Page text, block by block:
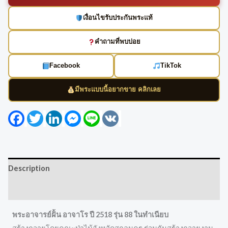
เงื่อนไขรับประกันพระแท้
คำถามที่พบบ่อย
Facebook TikTok
มีพระแบบนี้อยากขาย คลิกเลย
FacebookTwitterLinkedInMessenger
Line
Description
พระอาจารย์ฝั้น อาจาโร ปี 2518 รุ่น 88 ในทำเนียบ